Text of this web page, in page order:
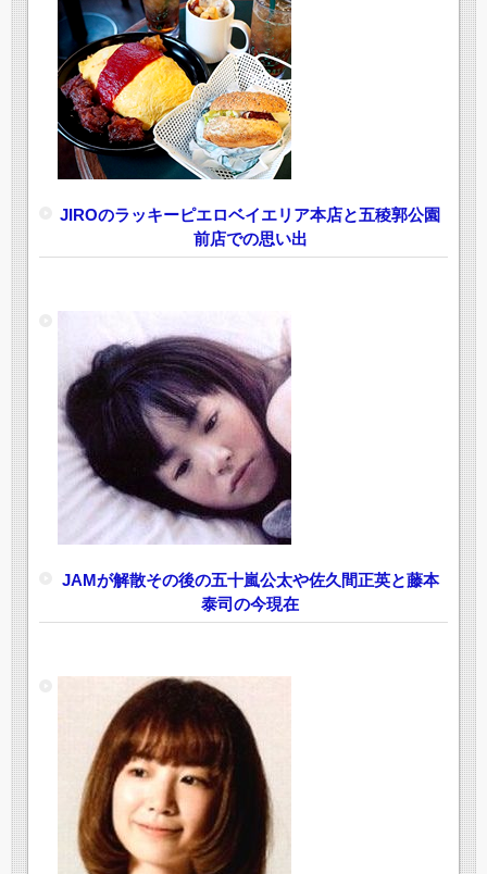
JIROのラッキーピエロベイエリア本店と五稜郭公園
前店での思い出
JAMが解散その後の五十嵐公太や佐久間正英と藤本
泰司の今現在